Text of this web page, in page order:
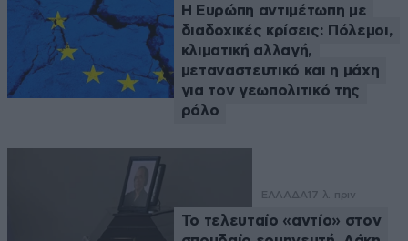
Η Ευρώπη αντιμέτωπη με
διαδοχικές κρίσεις: Πόλεμοι,
κλιματική αλλαγή,
μεταναστευτικό και η μάχη
για τον γεωπολιτικό της
ρόλο
ΕΛΛΑΔΑ 17 λ. πριν
Το τελευταίο «αντίο» στον